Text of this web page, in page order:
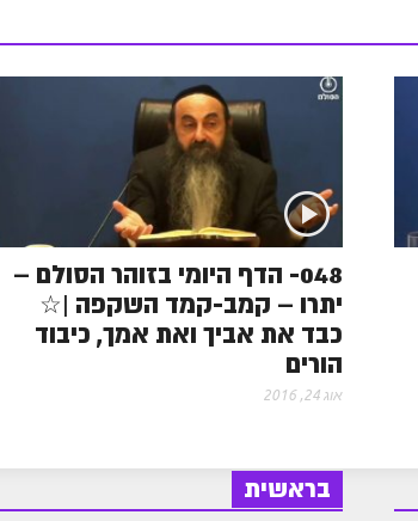
048- הדף היומי בזוהר הסולם –
יתרו – קמב-קמד השקפה |☆
כבד את אביך ואת אמך, כיבוד
הורים
אוג 24, 2016
בראשית